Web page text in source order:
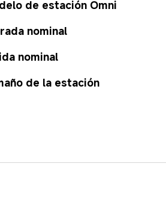
de estación Omni
nominal
nominal
de la estación